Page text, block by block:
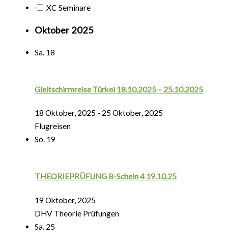
XC Seminare
Oktober 2025
Sa. 18
Gleitschirmreise Türkei 18.10.2025 – 25.10.2025
18 Oktober, 2025 - 25 Oktober, 2025
Flugreisen
So. 19
THEORIEPRÜFUNG B-Schein 4 19.10.25
19 Oktober, 2025
DHV Theorie Prüfungen
Sa. 25